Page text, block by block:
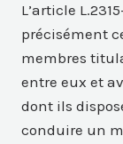
L’article
précisément
membres
entre eux et
dont ils
conduire un